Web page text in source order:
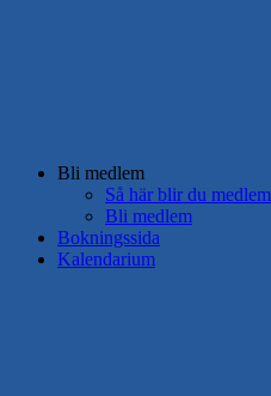
Bli medlem
Så här blir du medlem
Bli medlem
Bokningssida
Kalendarium